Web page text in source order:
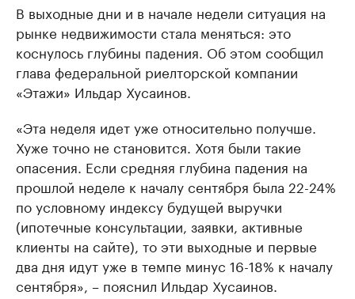
В выходные дни и в начале недели ситуация на
рынке недвижимости стала меняться: это
коснулось глубины падения. Об этом сообщил
глава федеральной риелторской компании
«Этажи» Ильдар Хусаинов.
«Эта неделя идет уже относительно получше.
Хуже точно не становится. Хотя были такие
опасения. Если средняя глубина падения на
прошлой неделе к началу сентября была 22-24%
по условному индексу будущей выручки
(ипотечные консультации, заявки, активные
клиенты на сайте), то эти выходные и первые
два дня идут уже в темпе минус 16-18% к началу
сентября», – пояснил Ильдар Хусаинов.